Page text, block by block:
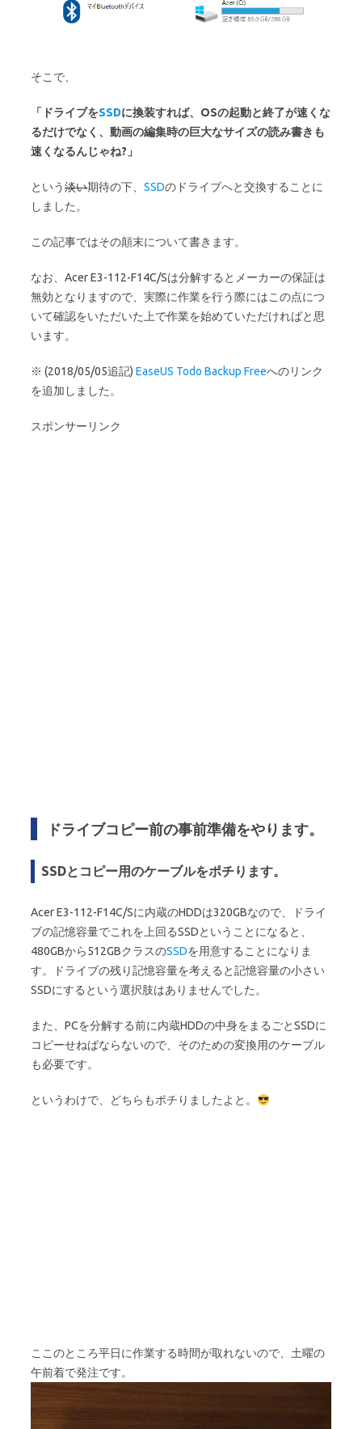
そこで、
「ドライブをSSDに換装すれば、OSの起動と終了が速くな
るだけでなく、動画の編集時の巨大なサイズの読み書きも
速くなるんじゃね?」
という淡い期待の下、 SSDのドライブへと交換することに
しました。
この記事ではその顛末について書きます。
なお、Acer E3-112-F14C/Sは分解するとメーカーの保証は
無効となりますので、実際に作業を行う際にはこの点につ
いて確認をいただいた上で作業を始めていただければと思
います。
※ (2018/05/05追記) EaseUS Todo Backup Freeへのリンク
を追加しました。
スポンサーリンク
ドライブコピー前の事前準備をやります。
SSDとコピー用のケーブルをポチります。
Acer E3-112-F14C/Sに内蔵のHDDは320GBなので、ドライ
ブの記憶容量でこれを上回るSSDということになると、
480GBから512GBクラスのSSDを用意することになりま
す。ドライブの残り記憶容量を考えると記憶容量の小さい
SSDにするという選択肢はありませんでした。
また、PCを分解する前に内蔵HDDの中身をまるごとSSDに
コピーせねばならないので、そのための変換用のケーブル
も必要です。
というわけで、どちらもポチりましたよと。
ここのところ平日に作業する時間が取れないので、土曜の
午前着で発注です。